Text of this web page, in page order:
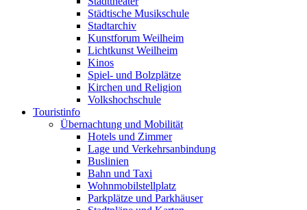
Städtische Musikschule
Stadtarchiv
Kunstforum Weilheim
Lichtkunst Weilheim
Kinos
Spiel- und Bolzplätze
Kirchen und Religion
Volkshochschule
Touristinfo
Übernachtung und Mobilität
Hotels und Zimmer
Lage und Verkehrsanbindung
Buslinien
Bahn und Taxi
Wohnmobilstellplatz
Parkplätze und Parkhäuser